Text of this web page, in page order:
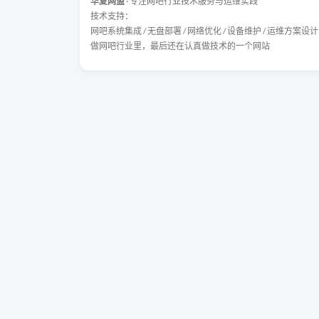
技术支持：
网吧系统集成 / 无盘部署 / 网络优化 / 设备维护 / 运维方案设
做网吧行业里，最后还在认真做技术的一个网站